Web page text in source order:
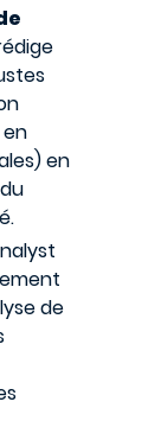
en
de